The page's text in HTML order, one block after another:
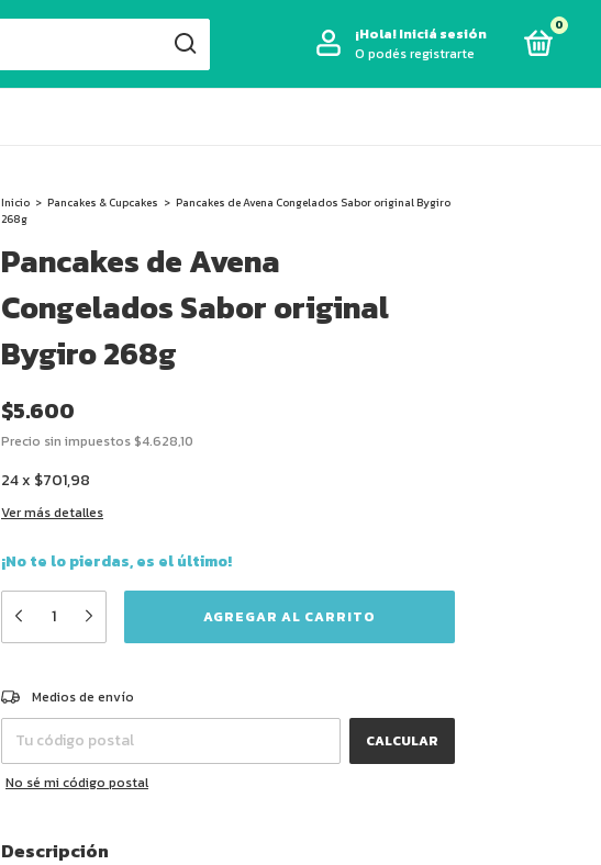
¡Hola!Iniciá sesión
O podés registrarte
0
Inicio > Pancakes & Cupcakes > Pancakes de Avena Congelados Sabor original Bygiro
268g
Pancakes de Avena
Congelados Sabor original
Bygiro 268g
$5.600
Precio sin impuestos$4.628,10
24x $701,98
Ver más detalles
¡No te lo pierdas, es el último!
Entregas para el CP:
Medios de envío
CALCULAR
No sé mi código postal
Descripción